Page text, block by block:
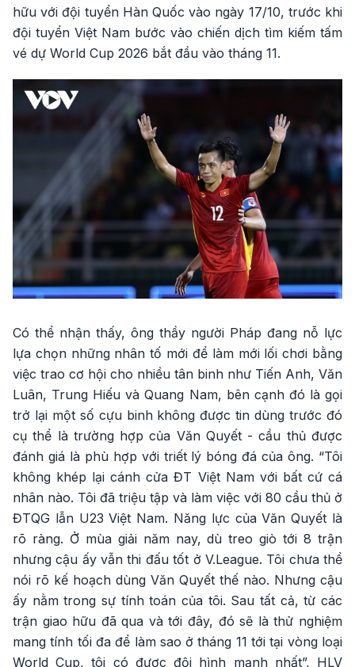
hữu với đội tuyển Hàn Quốc vào ngày 17/10, trước khi
đội tuyển Việt Nam bước vào chiến dịch tìm kiếm tấm
vé dự World Cup 2026 bắt đầu vào tháng 11.
Có thể nhận thấy, ông thầy người Pháp đang nỗ lực
lựa chọn những nhân tố mới để làm mới lối chơi bằng
việc trao cơ hội cho nhiều tân binh như Tiến Anh, Văn
Luân, Trung Hiếu và Quang Nam, bên cạnh đó là gọi
trở lại một số cựu binh không được tin dùng trước đó
cụ thể là trường hợp của Văn Quyết - cầu thủ được
đánh giá là phù hợp với triết lý bóng đá của ông. “Tôi
không khép lại cánh cửa ĐT Việt Nam với bất cứ cá
nhân nào. Tôi đã triệu tập và làm việc với 80 cầu thủ ở
ĐTQG lẫn U23 Việt Nam. Năng lực của Văn Quyết là
rõ ràng. Ở mùa giải năm nay, dù treo giò tới 8 trận
nhưng cậu ấy vẫn thi đấu tốt ở V.League. Tôi chưa thể
nói rõ kế hoạch dùng Văn Quyết thế nào. Nhưng cậu
ấy nằm trong sự tính toán của tôi. Sau tất cả, từ các
trận giao hữu đã qua và tới đây, đó sẽ là thử nghiệm
mang tính tối đa để làm sao ở tháng 11 tới tại vòng loại
World Cup, tôi có được đội hình mạnh nhất”, HLV